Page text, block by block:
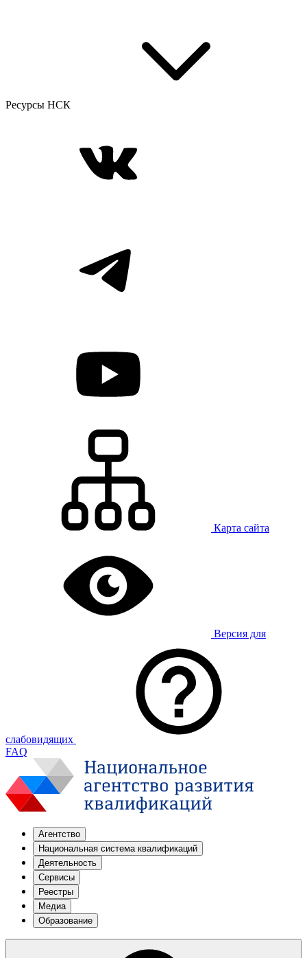
Ресурсы НСК
Карта сайта
Версия для
слабовидящих
FAQ
Агентство
Национальная система квалификаций
Деятельность
Сервисы
Реестры
Медиа
Образование